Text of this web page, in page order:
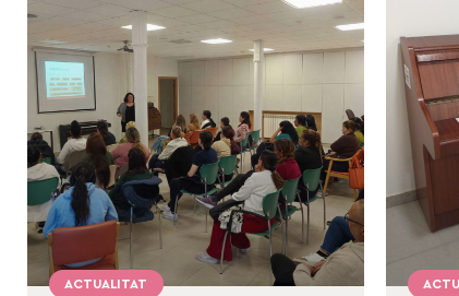
ACTUALITAT